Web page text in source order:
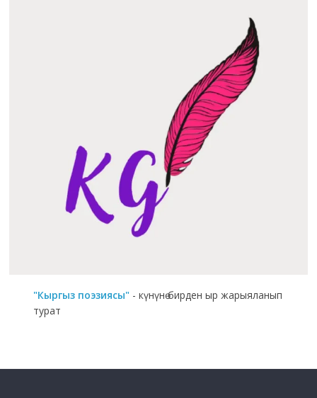
"Кыргыз поэзиясы" - күнүнө бирден ыр жарыяланып
турат